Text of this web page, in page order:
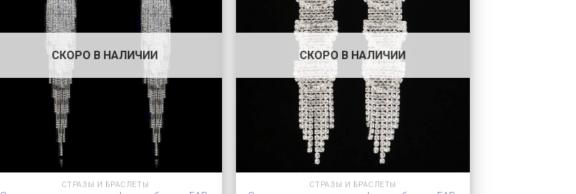
СКОРО В НАЛИЧИИ
СТРАЗЫ И БРАСЛЕТЫ
СКОРО В НАЛИЧИИ
СТРАЗЫ И БРАСЛЕТЫ